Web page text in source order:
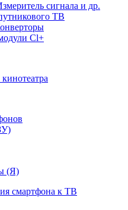
сигнала и др.
ТВ
Cl+
(Я)
смартфона к ТВ